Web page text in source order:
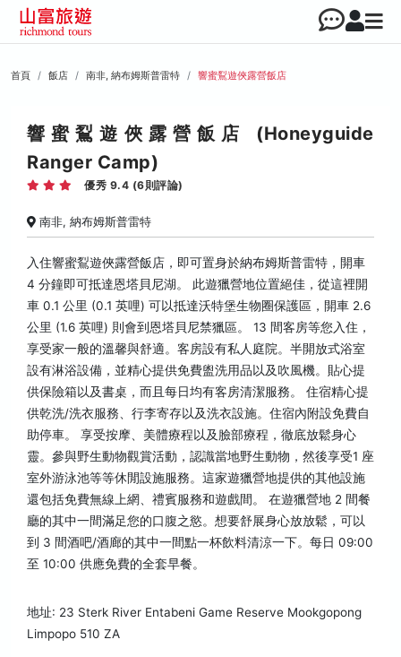
首頁 飯店 南非, 納布姆斯普雷特 響蜜鴷遊俠露營飯店
響蜜鴷遊俠露營飯店 (Honeyguide
Ranger Camp)
優秀 9.4 (6則評論)
南非, 納布姆斯普雷特
入住響蜜鴷遊俠露營飯店，即可置身於納布姆斯普雷特，開車
4 分鐘即可抵達恩塔貝尼湖。 此遊獵營地位置絕佳，從這裡開
車 0.1 公里 (0.1 英哩) 可以抵達沃特堡生物圈保護區，開車 2.6
公里 (1.6 英哩) 則會到恩塔貝尼禁獵區。 13 間客房等您入住，
享受家一般的溫馨與舒適。客房設有私人庭院。半開放式浴室
設有淋浴設備，並精心提供免費盥洗用品以及吹風機。貼心提
供保險箱以及書桌，而且每日均有客房清潔服務。 住宿精心提
供乾洗/洗衣服務、行李寄存以及洗衣設施。住宿內附設免費自
助停車。 享受按摩、美體療程以及臉部療程，徹底放鬆身心
靈。參與野生動物觀賞活動，認識當地野生動物，然後享受1 座
室外游泳池等等休閒設施服務。這家遊獵營地提供的其他設施
還包括免費無線上網、禮賓服務和遊戲間。 在遊獵營地 2 間餐
廳的其中一間滿足您的口腹之慾。想要舒展身心放放鬆，可以
到 3 間酒吧/酒廊的其中一間點一杯飲料清涼一下。每日 09:00
至 10:00 供應免費的全套早餐。
地址: 23 Sterk River Entabeni Game Reserve Mookgopong
Limpopo 510 ZA